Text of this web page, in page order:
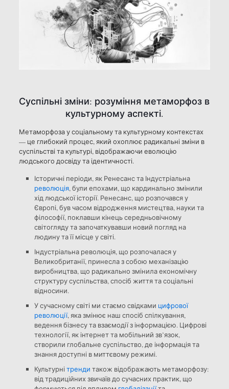
Суспільні зміни: розуміння метаморфоз в
культурному аспекті.
Метаморфоза у соціальному та культурному контекстах
— це глибокий процес, який охоплює радикальні зміни в
суспільстві та культурі, відображаючи еволюцію
людського досвіду та ідентичності.
Історичні періоди, як Ренесанс та Індустріальна
революція, були епохами, що кардинально змінили
хід людської історії. Ренесанс, що розпочався у
Європі, був часом відродження мистецтва, науки та
філософії, поклавши кінець середньовічному
світогляду та започаткувавши новий погляд на
людину та її місце у світі.
Індустріальна революція, що розпочалася у
Великобританії, принесла з собою механізацію
виробництва, що радикально змінила економічну
структуру суспільства, спосіб життя та соціальні
відносини.
У сучасному світі ми стаємо свідками цифрової
революції, яка змінює наш спосіб спілкування,
ведення бізнесу та взаємодії з інформацією. Цифрові
технології, як інтернет та мобільний зв’язок,
створили глобальне суспільство, де інформація та
знання доступні в миттєвому режимі.
Культурні тренди також відображають метаморфозу:
від традиційних звичаїв до сучасних практик, що